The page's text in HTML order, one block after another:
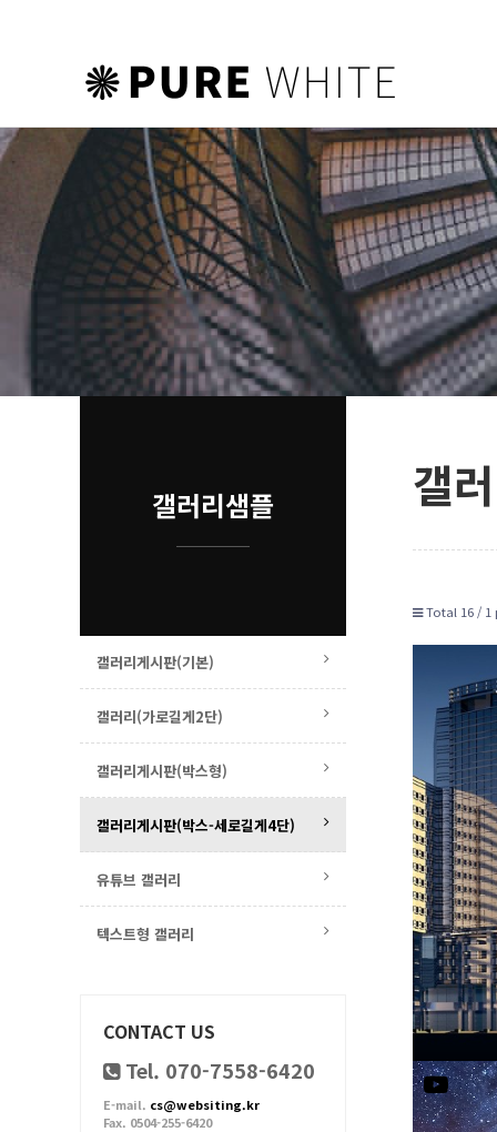
하위분류 하위분류
갤
Total 16 / 1
갤러리샘플
갤러리게시판(기본)
갤러리(가로길게2단)
갤러리게시판(박스형)
갤러리게시판(박스-세로길게4단)
유튜브 갤러리
텍스트형 갤러리
CONTACT US
Tel. 070-7558-6420
E-mail. cs@websiting.kr
Fax. 0504-255-6420